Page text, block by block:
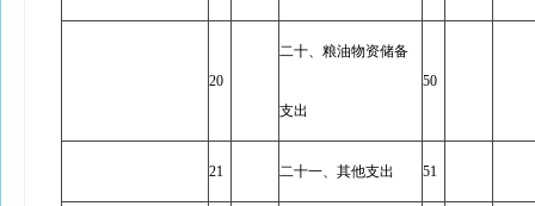
20
二十、粮油物资储备
支出
50
21 二十一、其他支出 51